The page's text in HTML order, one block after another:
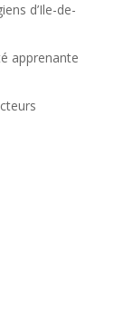
d’Ile-de-
apprenante